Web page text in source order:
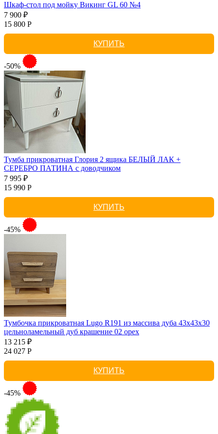
Шкаф-стол под мойку Викинг GL 60 №4
7 900 ₽
15 800 Р
КУПИТЬ
-50%
Тумба прикроватная Глория 2 ящика БЕЛЫЙ ЛАК +
СЕРЕБРО ПАТИНА с доводчиком
7 995 ₽
15 990 Р
КУПИТЬ
-45%
Тумбочка прикроватная Lugo R191 из массива дуба 43х43х30
цельноламельный дуб крашение 02 орех
13 215 ₽
24 027 Р
КУПИТЬ
-45%